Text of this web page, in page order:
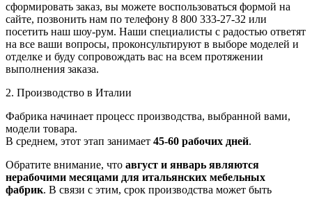
сформировать заказ, вы можете воспользоваться формой на
сайте, позвонить нам по телефону 8 800 333-27-32 или
посетить наш шоу-рум. Наши специалисты с радостью ответят
на все ваши вопросы, проконсультируют в выборе моделей и
отделке и буду сопровождать вас на всем протяжении
выполнения заказа.
2. Производство в Италии
Фабрика начинает процесс производства, выбранной вами,
модели товара.
В среднем, этот этап занимает 45-60 рабочих дней.
Обратите внимание, что август и январь являются
нерабочими месяцами для итальянских мебельных
фабрик. В связи с этим, срок производства может быть